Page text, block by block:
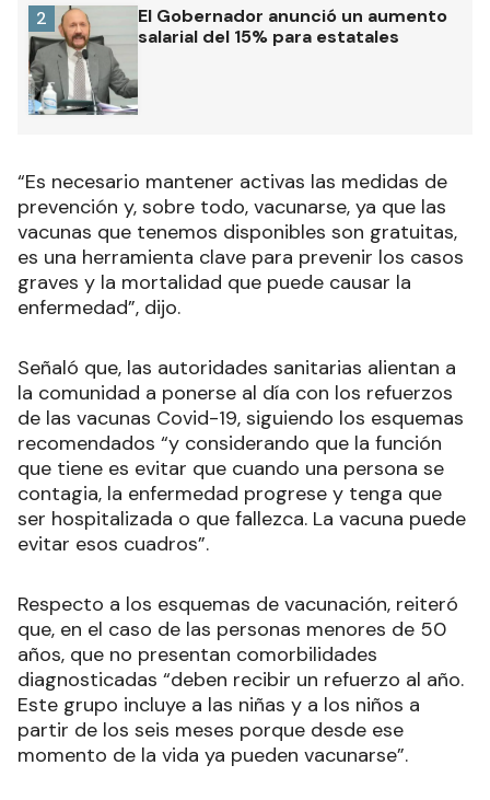
El Gobernador anunció un aumento
salarial del 15% para estatales
2
“Es necesario mantener activas las medidas de
prevención y, sobre todo, vacunarse, ya que las
vacunas que tenemos disponibles son gratuitas,
es una herramienta clave para prevenir los casos
graves y la mortalidad que puede causar la
enfermedad”, dijo.
Señaló que, las autoridades sanitarias alientan a
la comunidad a ponerse al día con los refuerzos
de las vacunas Covid-19, siguiendo los esquemas
recomendados “y considerando que la función
que tiene es evitar que cuando una persona se
contagia, la enfermedad progrese y tenga que
ser hospitalizada o que fallezca. La vacuna puede
evitar esos cuadros”.
Respecto a los esquemas de vacunación, reiteró
que, en el caso de las personas menores de 50
años, que no presentan comorbilidades
diagnosticadas “deben recibir un refuerzo al año.
Este grupo incluye a las niñas y a los niños a
partir de los seis meses porque desde ese
momento de la vida ya pueden vacunarse”.